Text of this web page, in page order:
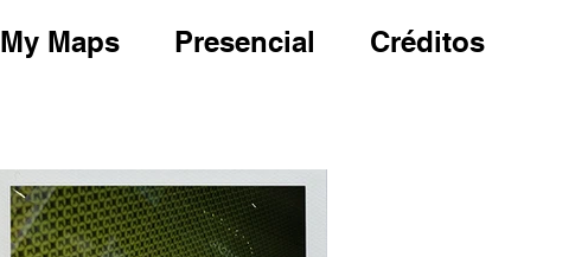
My Maps Presencial Créditos